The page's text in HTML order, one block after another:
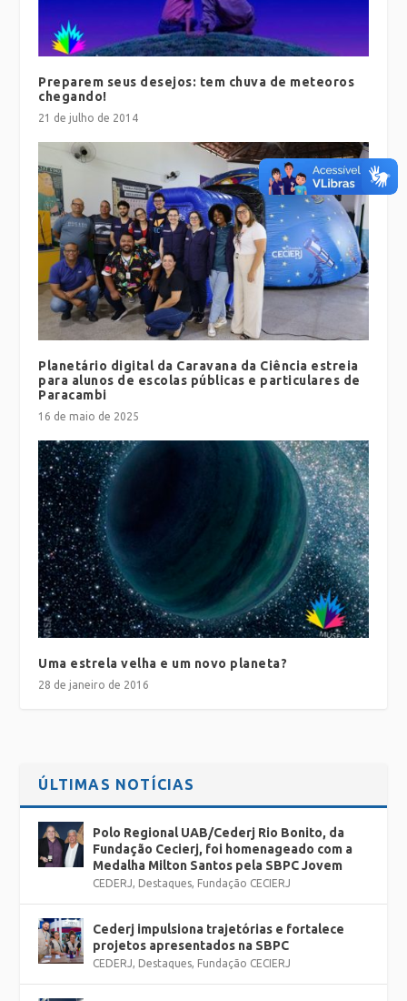
Preparem seus desejos: tem chuva de meteoros
chegando!
21 de julho de 2014
Planetário digital da Caravana da Ciência estreia
para alunos de escolas públicas e particulares de
Paracambi
16 de maio de 2025
Uma estrela velha e um novo planeta?
28 de janeiro de 2016
ÚLTIMAS NOTÍCIAS
Polo Regional UAB/Cederj Rio Bonito, da
Fundação Cecierj, foi homenageado com a
Medalha Milton Santos pela SBPC Jovem
CEDERJ, Destaques, Fundação CECIERJ
Cederj impulsiona trajetórias e fortalece
projetos apresentados na SBPC
CEDERJ, Destaques, Fundação CECIERJ